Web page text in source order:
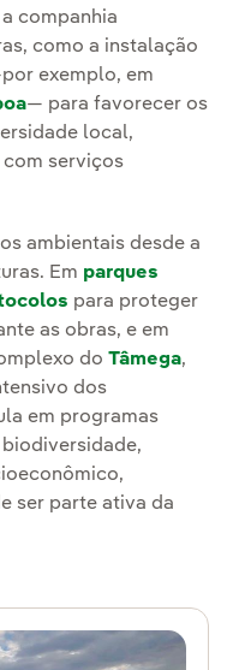
companhia
como a instalação
exemplo, em
— para favorecer os
local,
serviços
ambientais desde a
Em parques
para proteger
as obras, e em
do Tâmega,
dos
em programas
ser parte ativa da